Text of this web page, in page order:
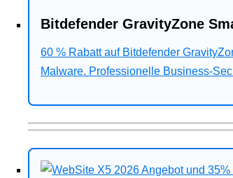
Bitdefender GravityZone
60 % Rabatt auf Bitdefender
Malware. Professionelle Business-